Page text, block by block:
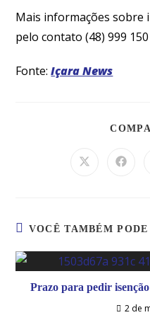
Mais informações sobre
pelo contato (48) 999 150
Fonte:Içara News
VOCÊ TAMBÉM PODE
Prazo para pedir
2 de